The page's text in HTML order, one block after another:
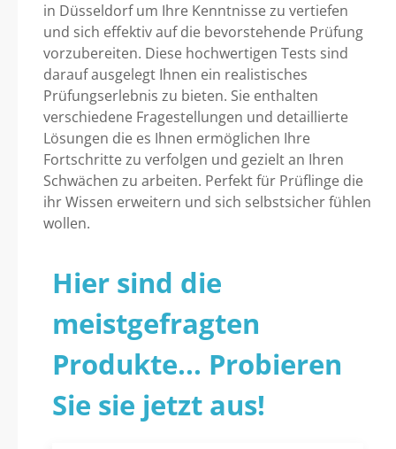
in Düsseldorf um Ihre Kenntnisse zu vertiefen
und sich effektiv auf die bevorstehende Prüfung
vorzubereiten. Diese hochwertigen Tests sind
darauf ausgelegt Ihnen ein realistisches
Prüfungserlebnis zu bieten. Sie enthalten
verschiedene Fragestellungen und detaillierte
Lösungen die es Ihnen ermöglichen Ihre
Fortschritte zu verfolgen und gezielt an Ihren
Schwächen zu arbeiten. Perfekt für Prüflinge die
ihr Wissen erweitern und sich selbstsicher fühlen
wollen.
Hier sind die
meistgefragten
Produkte... Probieren
Sie sie jetzt aus!